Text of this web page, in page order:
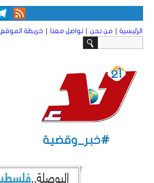
الرئيسية | من نحن | تواصل معنا | خريطة الموقع
#خبر_وقضية